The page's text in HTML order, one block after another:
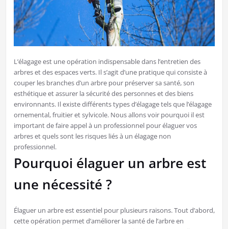
L’élagage est une opération indispensable dans l’entretien des
arbres et des espaces verts. Il s’agit d’une pratique qui consiste à
couper les branches d’un arbre pour préserver sa santé, son
esthétique et assurer la sécurité des personnes et des biens
environnants. Il existe différents types d’élagage tels que l’élagage
ornemental, fruitier et sylvicole. Nous allons voir pourquoi il est
important de faire appel à un professionnel pour élaguer vos
arbres et quels sont les risques liés à un élagage non
professionnel.
Pourquoi élaguer un arbre est
une nécessité ?
Élaguer un arbre est essentiel pour plusieurs raisons. Tout d’abord,
cette opération permet d’améliorer la santé de l’arbre en